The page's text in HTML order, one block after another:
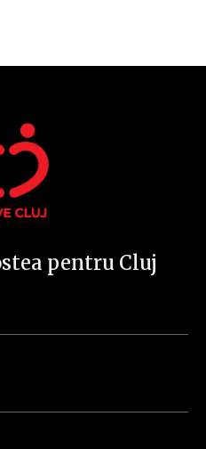
11,243
pentru Cluj